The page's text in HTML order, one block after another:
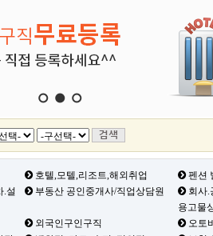
호텔,모텔,리조트,해외취업 펜션
.설
부동산 공인중개사/직업상담원
회사.
용고물
외국인구인구직 오토